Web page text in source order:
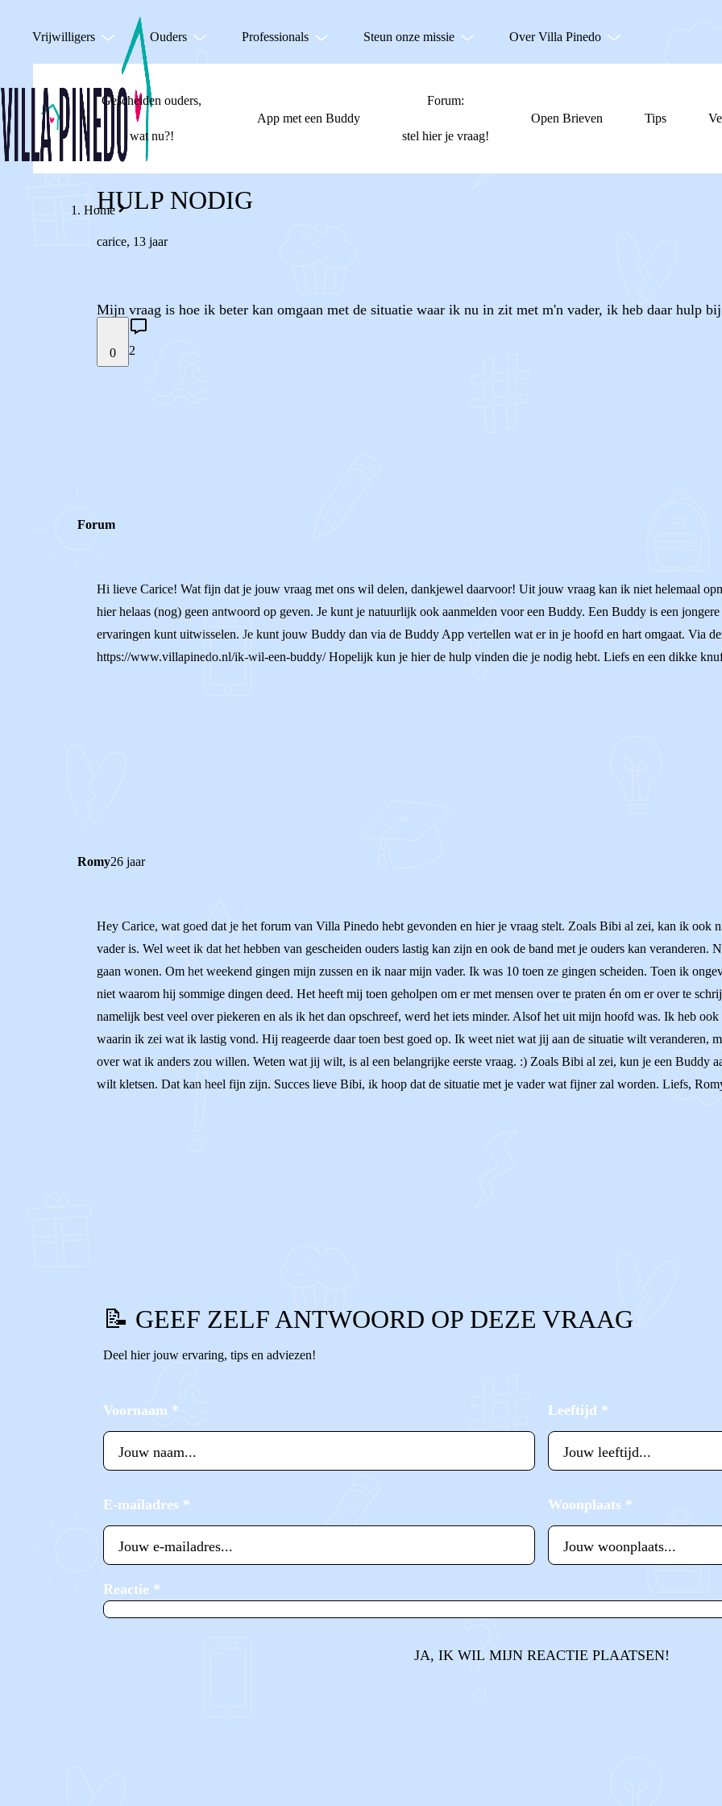
Vrijwilligers Ouders Professionals Steun onze missie Over Villa Pinedo
Gescheiden ouders,
wat nu?!
App met een Buddy
Forum:
stel hier je vraag!
Open Brieven Tips
Home
HULP NODIG
carice, 13 jaar
Mijn vraag is hoe ik beter kan omgaan met de situatie waar ik nu in zit met m'n vader, ik heb daar hulp
0 2
Forum
Hi lieve Carice! Wat fijn dat je jouw vraag met ons wil delen, dankjewel daarvoor! Uit jouw vraag kan ik niet helemaal
hier helaas (nog) geen antwoord op geven. Je kunt je natuurlijk ook aanmelden voor een Buddy. Een Buddy is een
ervaringen kunt uitwisselen. Je kunt jouw Buddy dan via de Buddy App vertellen wat er in je hoofd en hart omgaat. Via
https://www.villapinedo.nl/ik-wil-een-buddy/ Hopelijk kun je hier de hulp vinden die je nodig hebt. Liefs en een dikke
Romy26 jaar
Hey Carice, wat goed dat je het forum van Villa Pinedo hebt gevonden en hier je vraag stelt. Zoals Bibi al zei, kan ik ook
vader is. Wel weet ik dat het hebben van gescheiden ouders lastig kan zijn en ook de band met je ouders kan veranderen.
gaan wonen. Om het weekend gingen mijn zussen en ik naar mijn vader. Ik was 10 toen ze gingen scheiden. Toen ik
niet waarom hij sommige dingen deed. Het heeft mij toen geholpen om er met mensen over te praten én om er over te
namelijk best veel over piekeren en als ik het dan opschreef, werd het iets minder. Alsof het uit mijn hoofd was. Ik heb
waarin ik zei wat ik lastig vond. Hij reageerde daar toen best goed op. Ik weet niet wat jij aan de situatie wilt veranderen,
over wat ik anders zou willen. Weten wat jij wilt, is al een belangrijke eerste vraag. :) Zoals Bibi al zei, kun je een Buddy
wilt kletsen. Dat kan heel fijn zijn. Succes lieve Bibi, ik hoop dat de situatie met je vader wat fijner zal worden. Liefs,
📝 GEEF ZELF ANTWOORD OP DEZE VRAAG
Deel hier jouw ervaring, tips en adviezen!
Voornaam * Leeftijd *
E-mailadres * Woonplaats *
Reactie *
JA, IK WIL MIJN REACTIE PLAATSEN!